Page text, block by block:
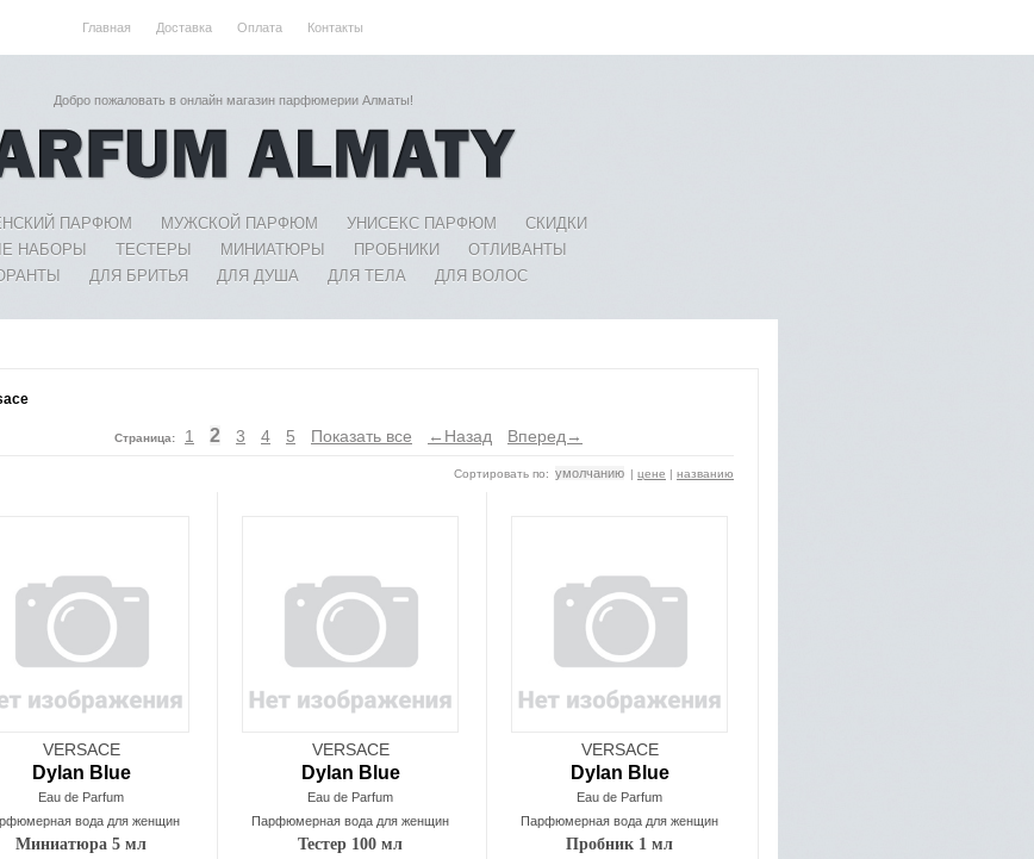
Главная Доставка Оплата Контакты
Добро пожаловать в онлайн магазин парфюмерии Алматы!
ПАРФЮМ МУЖСКОЙ ПАРФЮМ УНИСЕКС ПАРФЮМ
СКИДКИ
НАБОРЫ
ТЕСТЕРЫ МИНИАТЮРЫ ПРОБНИКИ
ОТЛИВАНТЫ
ДЛЯ БРИТЬЯ ДЛЯ ДУША ДЛЯ ТЕЛА ДЛЯ ВОЛОС
Страница: 1 2 3 4 5 Показать все ←Назад Вперед→
Сортировать по: умолчанию | цене | названию
VERSACE
Dylan Blue
Eau de Parfum
вода для женщин
Миниатюра 5 мл
VERSACE
Dylan Blue
Eau de Parfum
Парфюмерная вода для женщин
Тестер 100 мл
VERSACE
Dylan Blue
Eau de Parfum
Парфюмерная вода для женщин
Пробник 1 мл